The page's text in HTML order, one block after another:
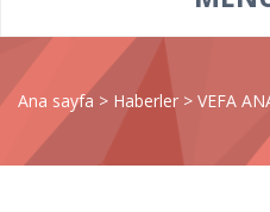
Ana sayfa > Haberler > VEFA